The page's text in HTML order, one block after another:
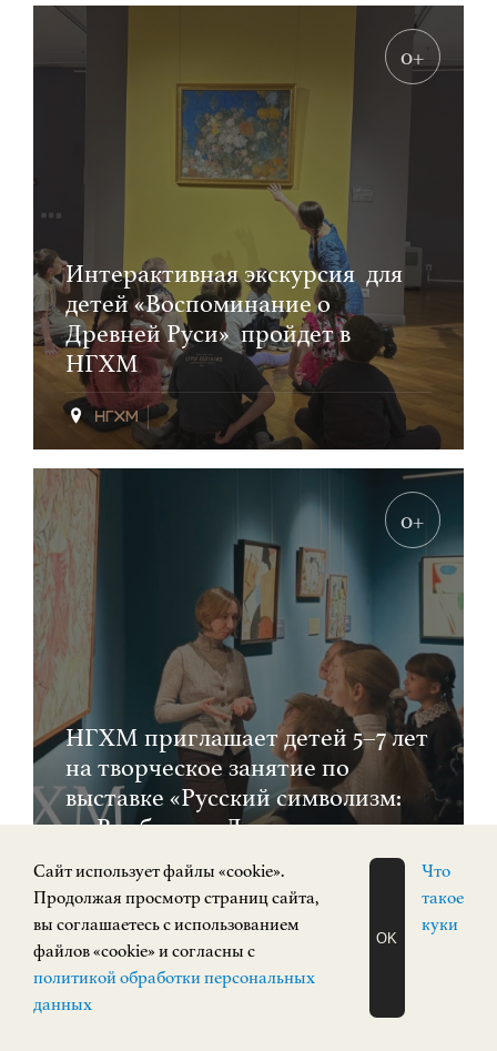
0+
Интерактивная экскурсия для
детей «Воспоминание о
Древней Руси» пройдет в
НГХМ
0+
НГХМ приглашает детей 5–7 лет
на творческое занятие по
выставке «Русский символизм:
от Врубеля до Ларионова»
ЗАПИСАТЬСЯ
НА ЭКСКУРСИЮ
Cайт использует файлы «cookie».
Продолжая просмотр страниц сайта,
вы соглашаетесь с использованием
файлов «cookie» и согласны с
политикой обработки персональных
данных
OK
Что
такое
куки